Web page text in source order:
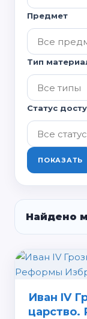
Предмет
Тип
Статус
ПОКАЗАТЬ
Найдено
Иван IV
царство.